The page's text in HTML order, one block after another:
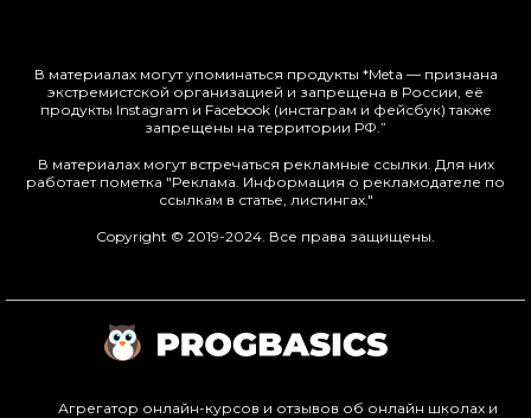
В материалах могут упоминаться продукты *Meta — признана
экстремистской организацией и запрещена в России, её
продукты Instagram и Facebook (инстаграм и фейсбук) также
запрещены на территории РФ.”
В материалах могут встречаться рекламные ссылки. Для них
работает пометка "Реклама. Информация о рекламодателе по
ссылкам в статье, листингах."
Copyright © 2019-2024. Все права защищены.
Агрегатор онлайн-курсов и отзывов об онлайн школах и